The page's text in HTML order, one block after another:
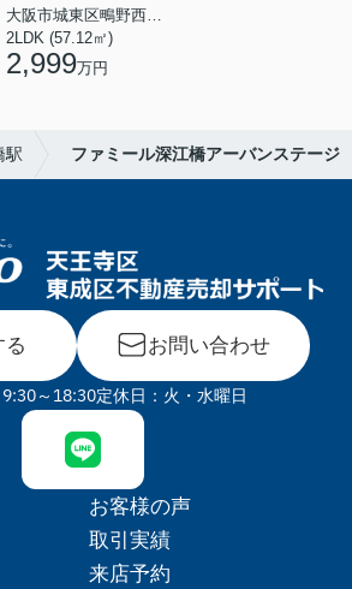
2LDK (57.12㎡)
2,999万円
駅 ファミール深江橋アーバンステージ
お問い合わせ
～18:30定休日：火・水曜日
お客様の声
取引実績
来店予約